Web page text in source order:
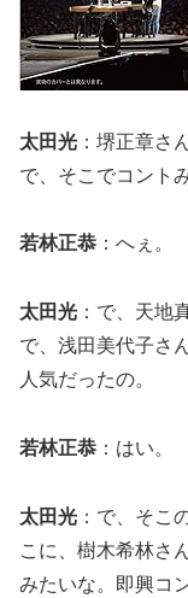
太田光 ：堺正章さ
で、そこでコント
若林正恭 ：へぇ。
太田光 ：で、天地
で、浅田美代子さ
人気だったの。
若林正恭 ：はい。
太田光 ：で、そこ
こに、樹木希林さ
みたいな。即興コ